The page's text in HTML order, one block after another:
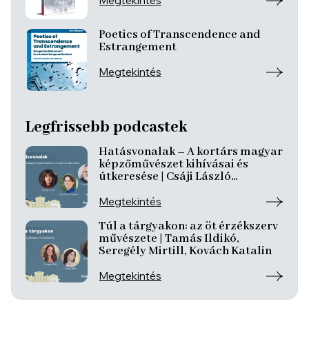
Poetics of Transcendence and
Estrangement
Megtekintés
Legfrissebb podcastek
Hatásvonalak – A kortárs magyar
képzőművészet kihívásai és
útkeresése | Csáji László
József
Megtekintés
Túl a tárgyakon: az öt érzékszerv
művészete | Tamás Ildikó,
Seregély Mirtill, Kovách Katalin
Megtekintés